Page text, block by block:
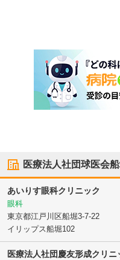
医療法人社団球医会
あいりす眼科クリニック
眼科
東京都江戸川区船堀3-7-22
イリップス船堀102
医療法人社団慶友形成クリニ